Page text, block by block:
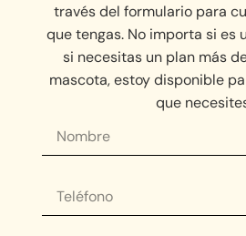
través del formulario para
que tengas. No importa si es
si necesitas un plan más
mascota, estoy disponible
que